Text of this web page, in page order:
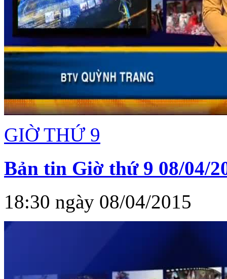
GIỜ THỨ 9
Bản tin Giờ thứ 9 08/04/
18:30 ngày 08/04/2015